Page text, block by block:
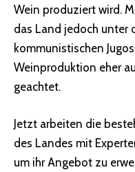
Wein produziert wird.
das Land jedoch unter
kommunistischen
Weinproduktion eher
geachtet.
Jetzt arbeiten die
des Landes mit
um ihr Angebot zu